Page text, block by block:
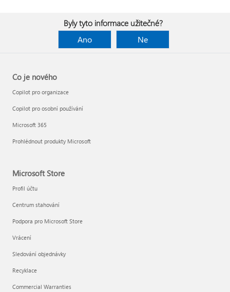
Byly tyto informace užitečné?
Ano
Ne
Co je nového
Copilot pro organizace
Copilot pro osobní používání
Microsoft 365
Prohlédnout produkty Microsoft
Microsoft Store
Profil účtu
Centrum stahování
Podpora pro Microsoft Store
Vrácení
Sledování objednávky
Recyklace
Commercial Warranties